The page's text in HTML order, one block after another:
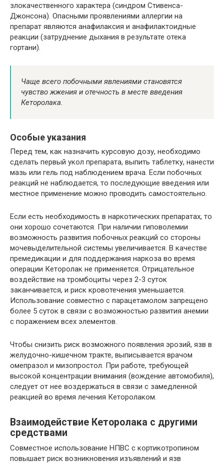
злокачественного характера (синдром Стивенса-
Джонсона). Опасными проявлениями аллергии на
препарат являются анафилаксия и анафилактоидные
реакции (затруднение дыхания в результате отека
гортани).
Чаще всего побочными явлениями становятся
чувство жжения и отечность в месте введения
Кеторолака.
Особые указания
Перед тем, как назначить курсовую дозу, необходимо
сделать первый укол препарата, выпить таблетку, нанести
мазь или гель под наблюдением врача. Если побочных
реакций не наблюдается, то последующие введения или
местное применение можно проводить самостоятельно.
Если есть необходимость в наркотических препаратах, то
они хорошо сочетаются. При наличии гиповолемии
возможность развития побочных реакций со стороны
мочевыделительной системы увеличивается. В качестве
премедикации и для поддержания наркоза во время
операции Кеторолак не применяется. Отрицательное
воздействие на тромбоциты через 2-3 суток
заканчивается, и риск кровотечения уменьшается.
Использование совместно с парацетамолом запрещено
более 5 суток в связи с возможностью развития анемии
с поражением всех элементов.
Чтобы снизить риск возможного появления эрозий, язв в
желудочно-кишечном тракте, выписывается врачом
омепразол и мизопростол. При работе, требующей
высокой концентрации внимания (вождение автомобиля),
следует от нее воздержаться в связи с замедленной
реакцией во время лечения Кеторолаком.
Взаимодействие Кеторолака с другими
средствами
Совместное использование НПВС с кортикотропином
повышает риск возникновения изъявлений и язв